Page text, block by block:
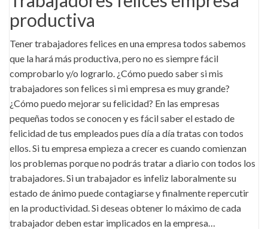
productiva
Tener trabajadores felices en una empresa todos sabemos
que la hará más productiva, pero no es siempre fácil
comprobarlo y/o lograrlo. ¿Cómo puedo saber si mis
trabajadores son felices si mi empresa es muy grande?
¿Cómo puedo mejorar su felicidad? En las empresas
pequeñas todos se conocen y es fácil saber el estado de
felicidad de tus empleados pues día a día tratas con todos
ellos. Si tu empresa empieza a crecer es cuando comienzan
los problemas porque no podrás tratar a diario con todos los
trabajadores. Si un trabajador es infeliz laboralmente su
estado de ánimo puede contagiarse y finalmente repercutir
en la productividad. Si deseas obtener lo máximo de cada
trabajador deben estar implicados en la empresa…